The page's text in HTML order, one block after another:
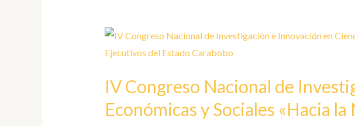
que
en
algunos
sectores
IV Congreso Nacional de
Económicas y Sociales «Hacia
IV
Congreso
de
Investigación
e